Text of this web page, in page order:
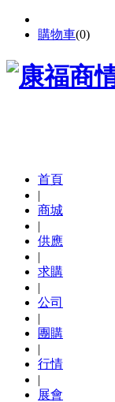
購物車(0)
首頁
|
商城
|
供應
|
求購
|
公司
|
團購
|
行情
|
展會